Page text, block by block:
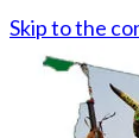
Skip to the